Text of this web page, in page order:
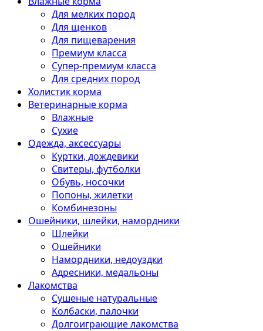
Для мелких пород
Для щенков
Для пищеварения
Премиум класса
Супер-премиум класса
Для средних пород
Холистик корма
Ветеринарные корма
Влажные
Сухие
Одежда, аксессуары
Куртки, дождевики
Свитеры, футболки
Обувь, носочки
Попоны, жилетки
Комбинезоны
Ошейники, шлейки, намордники
Шлейки
Ошейники
Намордники, недоуздки
Адресники, медальоны
Лакомства
Сушеные натуральные
Колбаски, палочки
Долгоиграющие лакомства